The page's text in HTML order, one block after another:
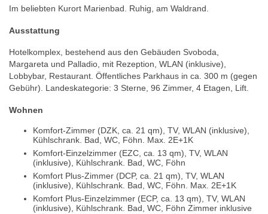
Im beliebten Kurort Marienbad. Ruhig, am Waldrand.
Ausstattung
Hotelkomplex, bestehend aus den Gebäuden Svoboda,
Margareta und Palladio, mit Rezeption, WLAN (inklusive),
Lobbybar, Restaurant. Öffentliches Parkhaus in ca. 300 m (gegen
Gebühr). Landeskategorie: 3 Sterne, 96 Zimmer, 4 Etagen, Lift.
Wohnen
Komfort-Zimmer (DZK, ca. 21 qm), TV, WLAN (inklusive),
Kühlschrank. Bad, WC, Föhn. Max. 2E+1K
Komfort-Einzelzimmer (EZC, ca. 13 qm), TV, WLAN
(inklusive), Kühlschrank. Bad, WC, Föhn
Komfort Plus-Zimmer (DCP, ca. 21 qm), TV, WLAN
(inklusive), Kühlschrank. Bad, WC, Föhn. Max. 2E+1K
Komfort Plus-Einzelzimmer (ECP, ca. 13 qm), TV, WLAN
(inklusive), Kühlschrank. Bad, WC, Föhn Zimmer inklusive